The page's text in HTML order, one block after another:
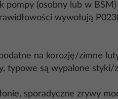
(osobny lub w
wywołują
na korozję/zimne
typowe są wypalone styki/
sporadyczne zrywy